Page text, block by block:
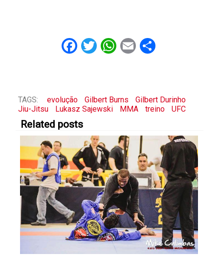
Facebook
Twitter
WhatsApp
EmailShare
TAGS: evolução Gilbert Burns
Gilbert Durinho
Jiu-Jitsu
Lukasz Sajewski MMA treino UFC
Related posts